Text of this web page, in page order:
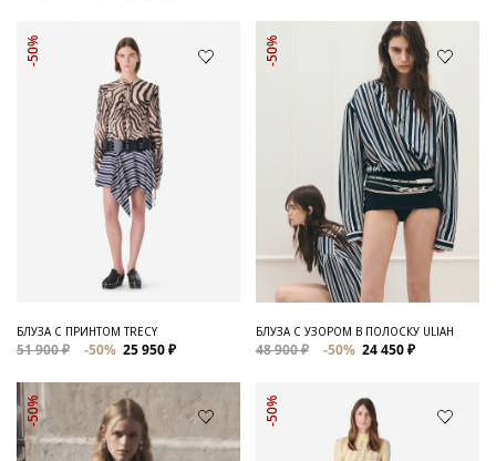
-50%
БЛУЗА С ПРИНТОМ TRECY
51 900 ₽ -50% 25 950 ₽
-50%
БЛУЗА С УЗОРОМ В ПОЛОСКУ ULIAH
48 900 ₽ -50% 24 450 ₽
-50% -50%